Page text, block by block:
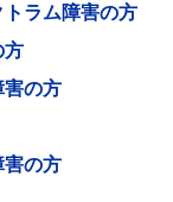
ラム障害の方
方
の方
の方